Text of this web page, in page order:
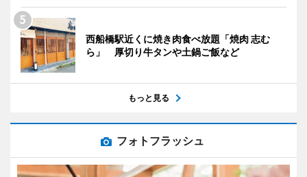
西船橋駅近くに焼き肉食べ放題「焼肉 志む
ら」 厚切り牛タンや土鍋ご飯など
もっと見る
フォトフラッシュ